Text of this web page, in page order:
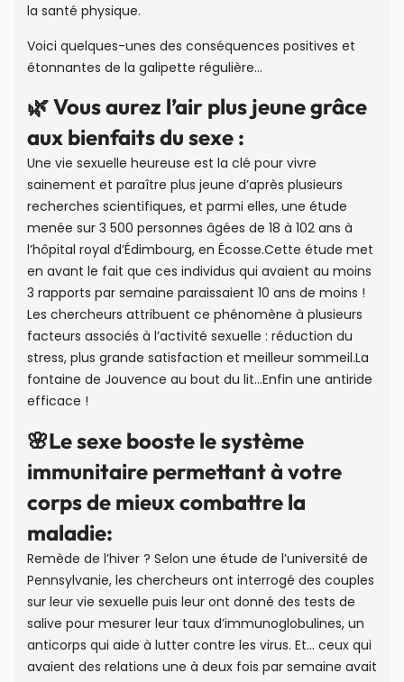
la santé physique.
Voici quelques-unes des conséquences positives et
étonnantes de la galipette régulière…
🌿 Vous aurez l’air plus jeune grâce
aux bienfaits du sexe :
Une vie sexuelle heureuse est la clé pour vivre
sainement et paraître plus jeune d’après plusieurs
recherches scientifiques, et parmi elles, une étude
menée sur 3 500 personnes âgées de 18 à 102 ans à
l’hôpital royal d’Édimbourg, en Écosse.Cette étude met
en avant le fait que ces individus qui avaient au moins
3 rapports par semaine paraissaient 10 ans de moins !
Les chercheurs attribuent ce phénomène à plusieurs
facteurs associés à l’activité sexuelle : réduction du
stress, plus grande satisfaction et meilleur sommeil.La
fontaine de Jouvence au bout du lit…Enfin une antiride
efficace !
🌸Le sexe booste le système
immunitaire permettant à votre
corps de mieux combattre la
maladie:
Remède de l’hiver ? Selon une étude de l’université de
Pennsylvanie, les chercheurs ont interrogé des couples
sur leur vie sexuelle puis leur ont donné des tests de
salive pour mesurer leur taux d’immunoglobulines, un
anticorps qui aide à lutter contre les virus. Et… ceux qui
avaient des relations une à deux fois par semaine avait